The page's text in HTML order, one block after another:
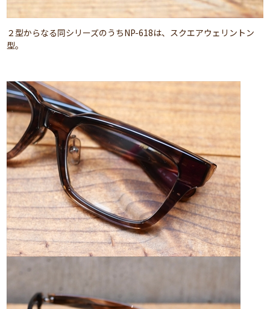
２型からなる同シリーズのうちNP-618は、スクエアウェリントン
型。